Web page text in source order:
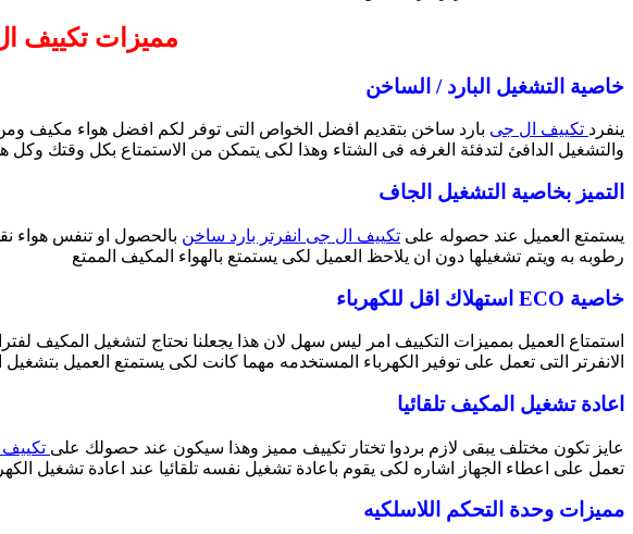
مميزات تكييف ال جى 2.25 حصان
خاصية التشغيل البارد / الساخن
ينفرد تكييف ال جى بارد ساخن بتقديم افضل الخواص التى توفر لكم افضل هواء مكيف
والتشغيل الدافئ لتدفئة الغرفه فى الشتاء وهذا لكى يتمكن من الاستمتاع بكل وقتك وكل
التميز بخاصية التشغيل الجاف
يستمتع العميل عند حصوله على تكييف ال جى انفرتر بارد ساخن بالحصول او تنفس هواء
رطوبه به ويتم تشغيلها دون ان يلاحظ العميل لكى يستمتع بالهواء المكيف الممتع
خاصية ECO استهلاك اقل للكهرباء
استمتاع العميل بمميزات التكييف امر ليس سهل لان هذا يجعلنا نحتاج لتشغيل المكيف
الانفرتر التى تعمل على توفير الكهرباء المستخدمه مهما كانت لكى يستمتع العميل بتشغيل
اعادة تشغيل المكيف تلقائيا
عايز تكون مختلف يبقى لازم بردوا تختار تكييف مميز وهذا سيكون عند حصولك على تكييف
تعمل على اعطاء الجهاز اشاره لكى يقوم باعادة تشغيل نفسه تلقائيا عند اعادة تشغيل
مميزات وحدة التحكم اللاسلكيه